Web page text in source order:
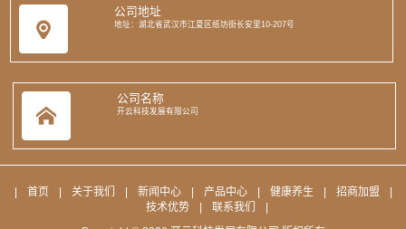
公司地址
地址：湖北省武汉市江夏区纸坊街长安里10-207号
公司名称
开云科技发展有限公司
首页 关于我们 新闻中心 产品中心 健康养生 招商加盟
技术优势
联系我们